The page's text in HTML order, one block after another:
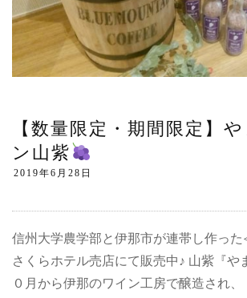
【数量限定・期間限定】
ン山紫
信州大学農学部と伊那市が連帯し作っ
さくらホテル売店にて販売中♪ 山紫『や
０月から伊那のワイン工房で醸造され